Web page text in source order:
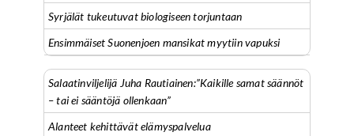
Syrjälät tukeutuvat biologiseen torjuntaan
Ensimmäiset Suonenjoen mansikat myytiin vapuksi
Salaatinviljelijä Juha Rautiainen:”Kaikille samat säännöt
– tai ei sääntöjä ollenkaan”
Alanteet kehittävät elämyspalvelua